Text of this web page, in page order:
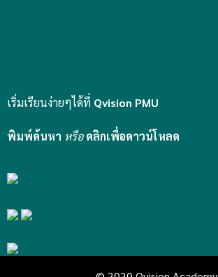
เริ่มเรียนง่ายๆได้ที่ Qvision PMU
พิมพ์ค้นหา หรือ คลิกเพื่อดาวน์โหลด